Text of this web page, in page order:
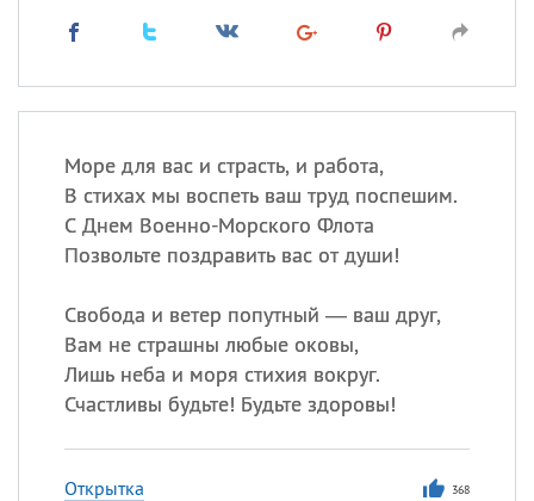
Море для вас и страсть, и работа,
В стихах мы воспеть ваш труд поспешим.
С Днем Военно-Морского Флота
Позвольте поздравить вас от души!
Свобода и ветер попутный — ваш друг,
Вам не страшны любые оковы,
Лишь неба и моря стихия вокруг.
Счастливы будьте! Будьте здоровы!
Открытка 368